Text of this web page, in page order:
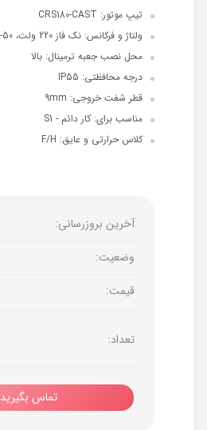
تیپ موتور: CRS180-CAST
ولتاژ و فرکانس: نک فاز 220 ولت، 50-60 هرتز
محل نصب جعبه ترمینال: بالا
درجه محافظتی: IP55
قطر شفت خروجی: 9mm
مناسب برای: کار دائم - S1
کلاس حرارتی و عایق: F/H
آخرین بروزرسانی:
وضعیت:
قیمت:
تعداد:
تماس بگیرید